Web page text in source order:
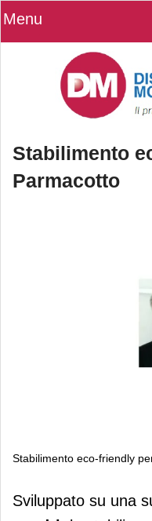
Menu
Stabilimento
Parmacotto
Stabilimento eco-friendly
Stabilimento
Parmacotto
Sviluppato su una